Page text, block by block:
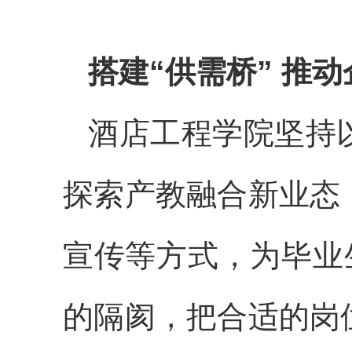
搭建“供需桥” 推
酒店工程学院坚持
探索产教融合新业
宣传等方式，为毕
的隔阂，把合适的